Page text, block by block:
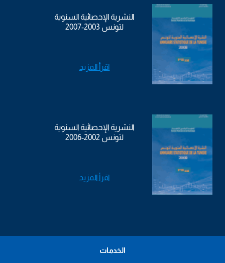
النشرية الإحصائية السنوية
لتونس 2003-2007
اقرأ المزيد
النشرية الإحصائية السنوية
لتونس 2002-2006
اقرأ المزيد
الخدمات